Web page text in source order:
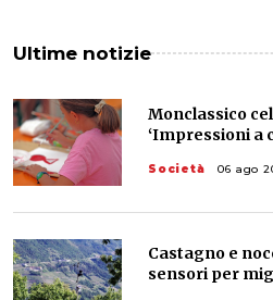
Ultime notizie
Monclassico
‘Impressioni a
Società 06 ago
Castagno e
sensori per